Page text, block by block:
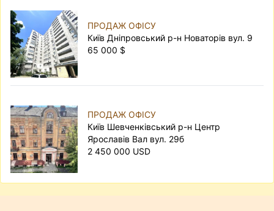
ПРОДАЖ ОФІСУ
Київ Дніпровський р-н Новаторів вул. 9
65 000 $
ПРОДАЖ ОФІСУ
Київ Шевченківський р-н Центр
Ярославів Вал вул. 29б
2 450 000 USD